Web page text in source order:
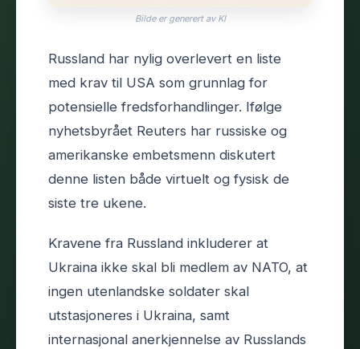
Bilde er generert av KI
Russland har nylig overlevert en liste
med krav til USA som grunnlag for
potensielle fredsforhandlinger. Ifølge
nyhetsbyrået Reuters har russiske og
amerikanske embetsmenn diskutert
denne listen både virtuelt og fysisk de
siste tre ukene.
Kravene fra Russland inkluderer at
Ukraina ikke skal bli medlem av NATO, at
ingen utenlandske soldater skal
utstasjoneres i Ukraina, samt
internasjonal anerkjennelse av Russlands